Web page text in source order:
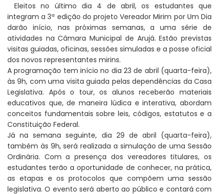
Eleitos no último dia 4 de abril, os estudantes que
integram a 3ª edição do projeto Vereador Mirim por Um Dia
darão início, nas próximas semanas, a uma série de
atividades na Câmara Municipal de Arujá. Estão previstas
visitas guiadas, oficinas, sessões simuladas e a posse oficial
dos novos representantes mirins.
A programação tem início no dia 23 de abril (quarta-feira),
às 9h, com uma visita guiada pelas dependências da Casa
Legislativa. Após o tour, os alunos receberão materiais
educativos que, de maneira lúdica e interativa, abordam
conceitos fundamentais sobre leis, códigos, estatutos e a
Constituição Federal.
Já na semana seguinte, dia 29 de abril (quarta-feira),
também às 9h, será realizada a simulação de uma Sessão
Ordinária. Com a presença dos vereadores titulares, os
estudantes terão a oportunidade de conhecer, na prática,
as etapas e os protocolos que compõem uma sessão
legislativa. O evento será aberto ao público e contará com